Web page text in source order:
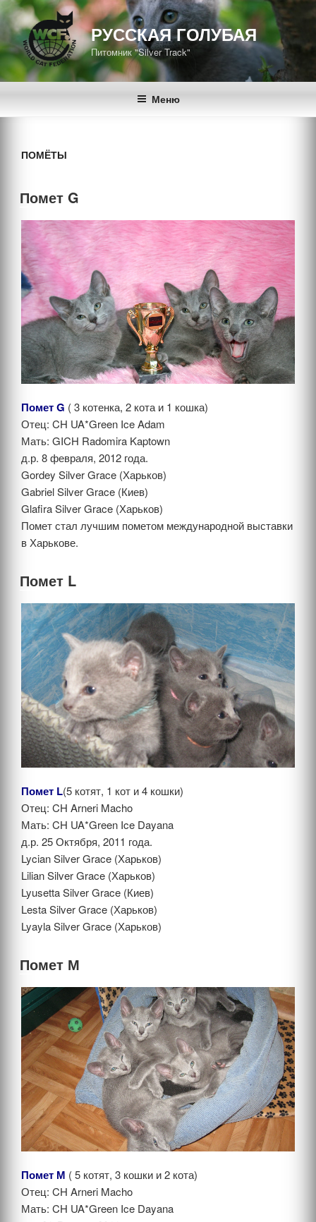
Перейти
содержимому
РУССКАЯ ГОЛУБАЯ
Питомник "Silver Track"
Меню
ПОМЁТЫ
Помет G
Помет G ( 3 котенка, 2 кота и 1 кошка)
Отец: CH UA*Green Ice Adam
Мать: GICH Radomira Kaptown
д.р. 8 февраля, 2012 года.
Gordey Silver Grace (Харьков)
Gabriel Silver Grace (Киев)
Glafira Silver Grace (Харьков)
Помет стал лучшим пометом международной выставки
в Харькове.
Помет L
Помет L(5 котят, 1 кот и 4 кошки)
Отец: CH Arneri Macho
Мать: CH UA*Green Ice Dayana
д.р. 25 Октября, 2011 года.
Lycian Silver Grace (Харьков)
Lilian Silver Grace (Харьков)
Lyusetta Silver Grace (Киев)
Lesta Silver Grace (Харьков)
Lyayla Silver Grace (Харьков)
Помет М
Помет М ( 5 котят, 3 кошки и 2 кота)
Отец: CH Arneri Macho
Мать: CH UA*Green Ice Dayana